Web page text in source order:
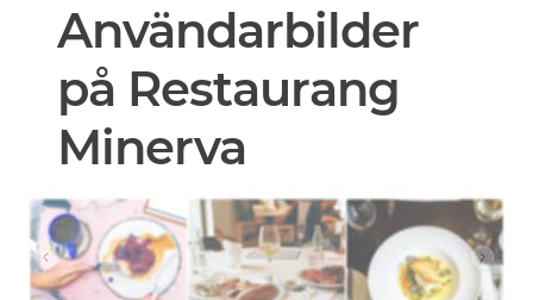
Användarbilder
på Restaurang
Minerva